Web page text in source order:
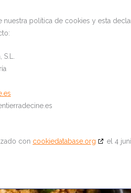
política de cookies y esta
con cookiedatabase.org el 4